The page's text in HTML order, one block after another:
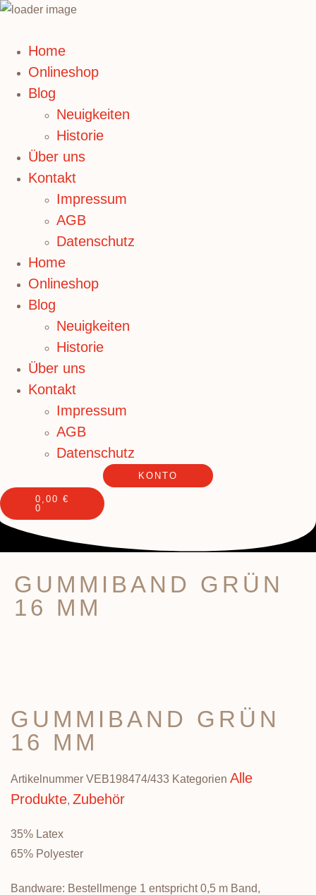
Home
Onlineshop
Blog
Neuigkeiten
Historie
Über uns
Kontakt
Impressum
AGB
Datenschutz
Home
Onlineshop
Blog
Neuigkeiten
Historie
Über uns
Kontakt
Impressum
AGB
Datenschutz
KONTO
0,00 €
0
GUMMIBAND GRÜN
16 MM
GUMMIBAND GRÜN
16 MM
Artikelnummer VEB198474/433 Kategorien Alle
Produkte, Zubehör
35% Latex
65% Polyester
Bandware: Bestellmenge 1 entspricht 0,5 m Band,